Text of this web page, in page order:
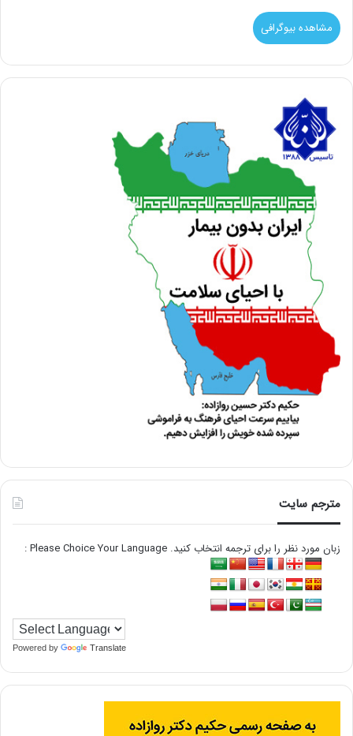
مشاهده بیوگرافی
مترجم سایت
زبان مورد نظر را برای ترجمه انتخاب کنید. Please Choice Your Language :
Powered by Translate